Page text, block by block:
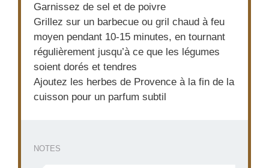
Garnissez de sel et de poivre
Grillez sur un barbecue ou gril chaud à feu
moyen pendant 10-15 minutes, en tournant
régulièrement jusqu’à ce que les légumes
soient dorés et tendres
Ajoutez les herbes de Provence à la fin de la
cuisson pour un parfum subtil
NOTES